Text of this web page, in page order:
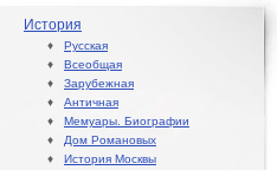
История
♦ Русская
♦ Всеобщая
♦ Зарубежная
♦ Античная
♦ Мемуары. Биографии
♦ Дом Романовых
♦ История Москвы